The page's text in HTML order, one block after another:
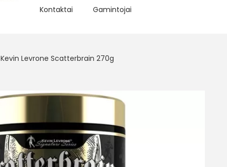
Kontaktai Gamintojai
Kevin Levrone Scatterbrain 270g